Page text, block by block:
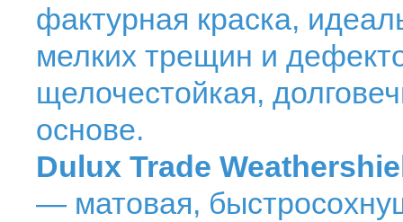
фактурная краска,
мелких трещин и
щелочестойкая,
основе.
Dulux Trade
— матовая,